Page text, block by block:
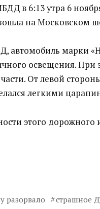
в 6:13 утра 6
на Московском
автомобиль марки
освещения.
От левой
легкими
этого
разорвало страшное